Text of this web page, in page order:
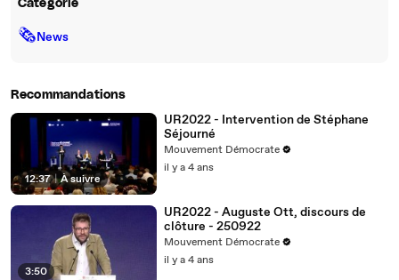
Catégorie
🗞News
Recommandations
12:37 | À suivre
UR2022 - Intervention de Stéphane
Séjourné
Mouvement Démocrate
il y a 4 ans
3:50
UR2022 - Auguste Ott, discours de
clôture - 250922
Mouvement Démocrate
il y a 4 ans